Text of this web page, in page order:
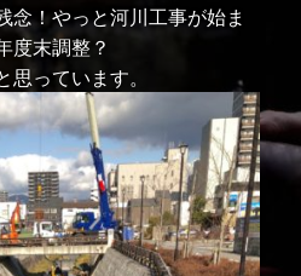
念！やっと河川工事が始ま
度末調整？
っています。